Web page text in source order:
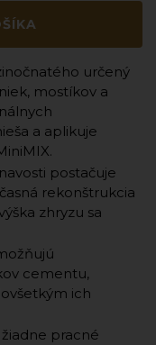
určený
mostíkov a
a aplikuje
postačuje
rekonštrukcia
zhryzu sa
cementu,
ich
pracné